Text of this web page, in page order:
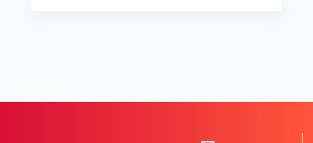
تجسم المسیح (حصہ 1)